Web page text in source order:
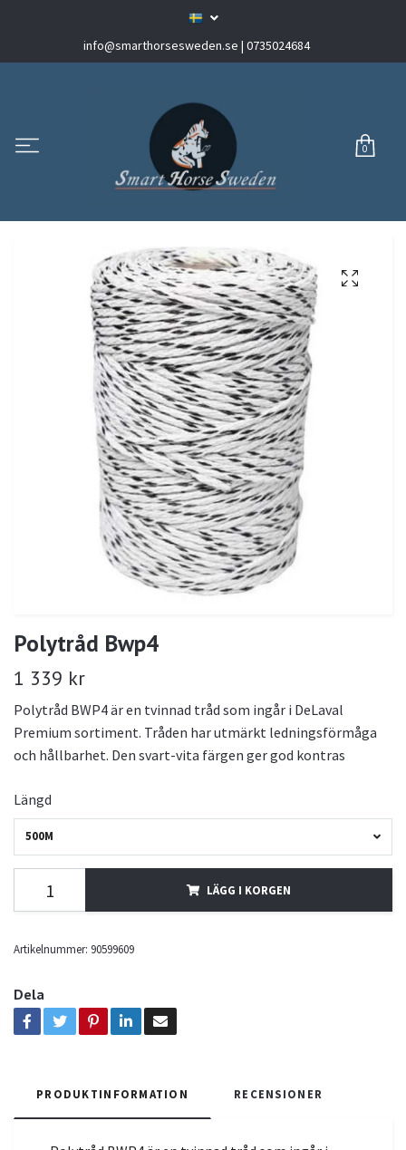
info@smarthorsesweden.se | 0735024684
0
Polytråd Bwp4
1 339 kr
Polytråd BWP4 är en tvinnad tråd som ingår i DeLaval
Premium sortiment. Tråden har utmärkt ledningsförmåga
och hållbarhet. Den svart-vita färgen ger god kontras
Längd
500M
LÄGG I KORGEN
Artikelnummer: 90599609
Dela
PRODUKTINFORMATION RECENSIONER